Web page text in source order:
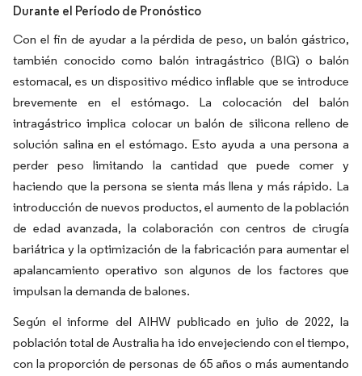
Durante el Período de Pronóstico
Con el fin de ayudar a la pérdida de peso, un balón gástrico,
también conocido como balón intragástrico (BIG) o balón
estomacal, es un dispositivo médico inflable que se introduce
brevemente en el estómago. La colocación del balón
intragástrico implica colocar un balón de silicona relleno de
solución salina en el estómago. Esto ayuda a una persona a
perder peso limitando la cantidad que puede comer y
haciendo que la persona se sienta más llena y más rápido. La
introducción de nuevos productos, el aumento de la población
de edad avanzada, la colaboración con centros de cirugía
bariátrica y la optimización de la fabricación para aumentar el
apalancamiento operativo son algunos de los factores que
impulsan la demanda de balones.
Según el informe del AIHW publicado en julio de 2022, la
población total de Australia ha ido envejeciendo con el tiempo,
con la proporción de personas de 65 años o más aumentando